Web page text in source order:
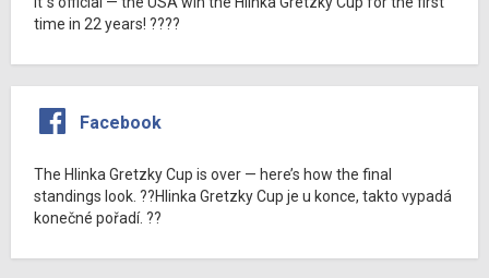
time in 22 years! ????
Facebook
The Hlinka Gretzky Cup is over — here’s how the final
standings look. ??Hlinka Gretzky Cup je u konce, takto vypadá
konečné pořadí. ??